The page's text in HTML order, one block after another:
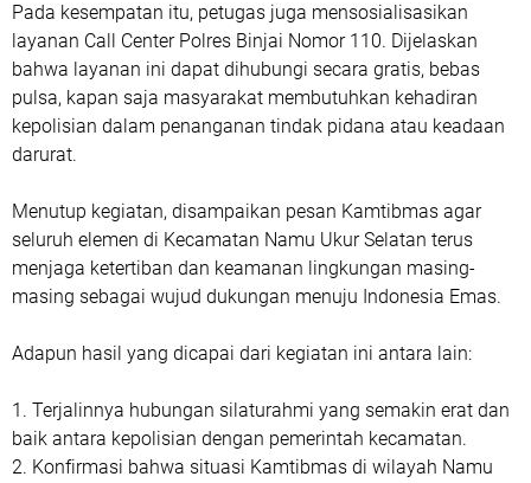
Pada kesempatan itu, petugas juga mensosialisasikan
layanan Call Center Polres Binjai Nomor 110. Dijelaskan
bahwa layanan ini dapat dihubungi secara gratis, bebas
pulsa, kapan saja masyarakat membutuhkan kehadiran
kepolisian dalam penanganan tindak pidana atau keadaan
darurat.
Menutup kegiatan, disampaikan pesan Kamtibmas agar
seluruh elemen di Kecamatan Namu Ukur Selatan terus
menjaga ketertiban dan keamanan lingkungan masing-
masing sebagai wujud dukungan menuju Indonesia Emas.
Adapun hasil yang dicapai dari kegiatan ini antara lain:
1. Terjalinnya hubungan silaturahmi yang semakin erat dan
baik antara kepolisian dengan pemerintah kecamatan.
2. Konfirmasi bahwa situasi Kamtibmas di wilayah Namu